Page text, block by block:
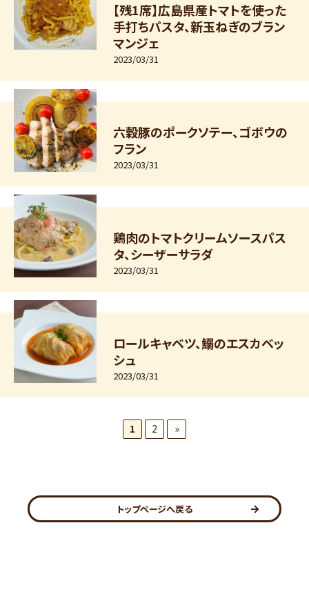
【残1席】広島県産トマトを使った
手打ちパスタ、新玉ねぎのブラン
マンジェ
2023/03/31
六穀豚のポークソテー、ゴボウの
フラン
2023/03/31
鶏肉のトマトクリームソースパス
タ、シーザーサラダ
2023/03/31
ロールキャベツ、鰯のエスカベッ
シュ
2023/03/31
1 2 »
トップページへ戻る